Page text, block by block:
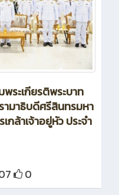
พระเกียรติพระบาท
ามาธิบดีศรีสินทรมหา
กล้าเจ้าอยู่หัว ประจำ
0